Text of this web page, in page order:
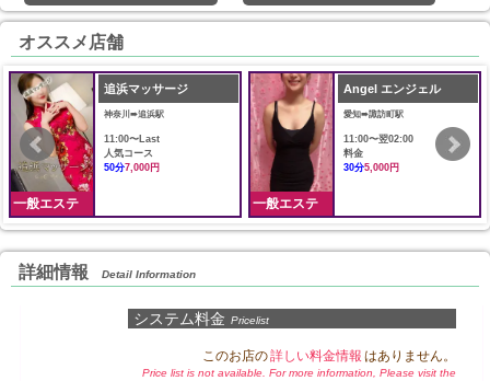
オススメ店舗
一般エステ
追浜マッサージ
神奈川➠追浜駅
11:00〜Last
人気コース
50分7,000円
一般エステ
Angel エンジェル
愛知➠諏訪町駅
11:00〜翌02:00
料金
30分5,000円
詳細情報 Detail Information
システム料金 Pricelist
このお店の詳しい料金情報 はありません。
Price list is not available. For more information, Please visit the